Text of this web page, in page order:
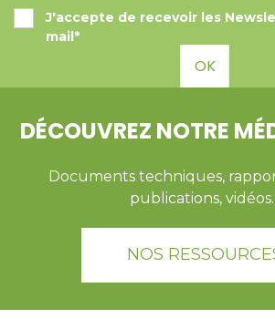
J'accepte de recevoir les
mail*
OK
DÉCOUVREZ NOTRE
Documents techniques,
publications,
NOS